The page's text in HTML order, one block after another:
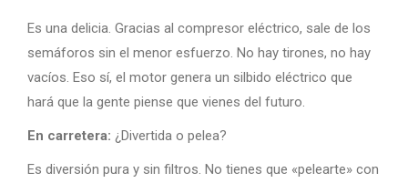
Es una delicia. Gracias al compresor eléctrico, sale de los
semáforos sin el menor esfuerzo. No hay tirones, no hay
vacíos. Eso sí, el motor genera un silbido eléctrico que
hará que la gente piense que vienes del futuro.
En carretera: ¿Divertida o pelea?
Es diversión pura y sin filtros. No tienes que «pelearte» con